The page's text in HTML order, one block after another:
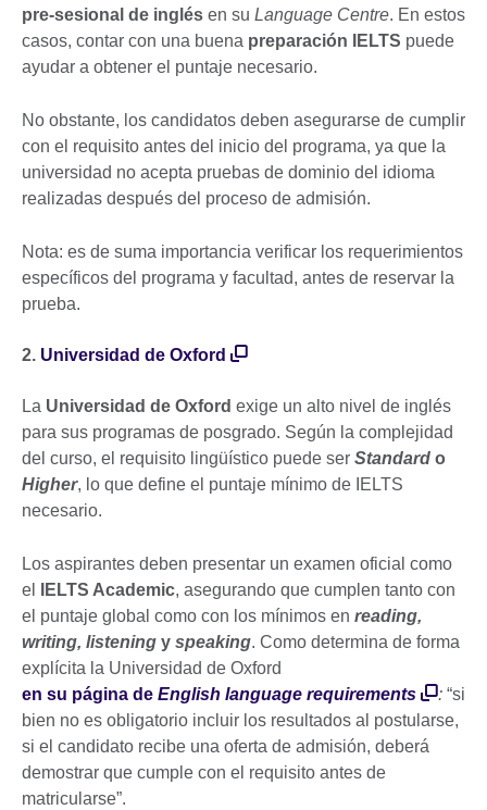
pre-sesional de inglés en su Language Centre. En estos
casos, contar con una buena preparación IELTS puede
ayudar a obtener el puntaje necesario.
No obstante, los candidatos deben asegurarse de cumplir
con el requisito antes del inicio del programa, ya que la
universidad no acepta pruebas de dominio del idioma
realizadas después del proceso de admisión.
Nota: es de suma importancia verificar los requerimientos
específicos del programa y facultad, antes de reservar la
prueba.
2. Universidad de Oxford
La Universidad de Oxford exige un alto nivel de inglés
para sus programas de posgrado. Según la complejidad
del curso, el requisito lingüístico puede ser Standard o
Higher, lo que define el puntaje mínimo de IELTS
necesario.
Los aspirantes deben presentar un examen oficial como
el
IELTS Academic, asegurando que cumplen tanto con
el puntaje global como con los mínimos en reading,
writing, listening y speaking. Como determina de forma
explícita la Universidad de Oxford
en su página de English language requirements : “si
bien no es obligatorio incluir los resultados al postularse,
si el candidato recibe una oferta de admisión, deberá
demostrar que cumple con el requisito antes de
matricularse”.